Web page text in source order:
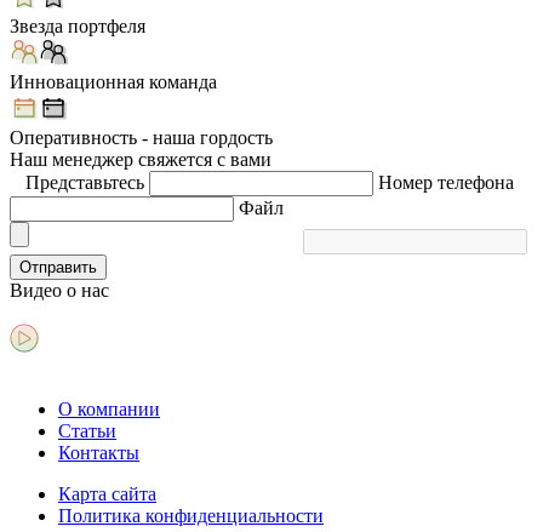
Звезда портфеля
Инновационная команда
Оперативность - наша гордость
Наш менеджер свяжется с вами
Представьтесь
Номер телефона
Файл
Отправить
Видео о нас
О компании
Статьи
Контакты
Карта сайта
Политика конфиденциальности